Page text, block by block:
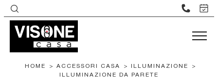
HOME > ACCESSORI CASA > ILLUMINAZIONE
>
ILLUMINAZIONE DA PARETE